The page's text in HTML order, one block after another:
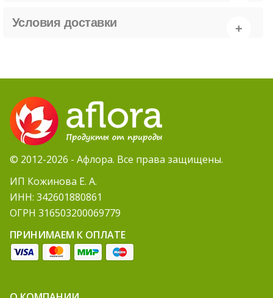
Условия доставки
© 2012-2026 - Афлора. Все права защищены.
ИП Кожинова Е. А.
ИНН: 342601880861
ОГРН 316503200069779
ПРИНИМАЕМ К ОПЛАТЕ